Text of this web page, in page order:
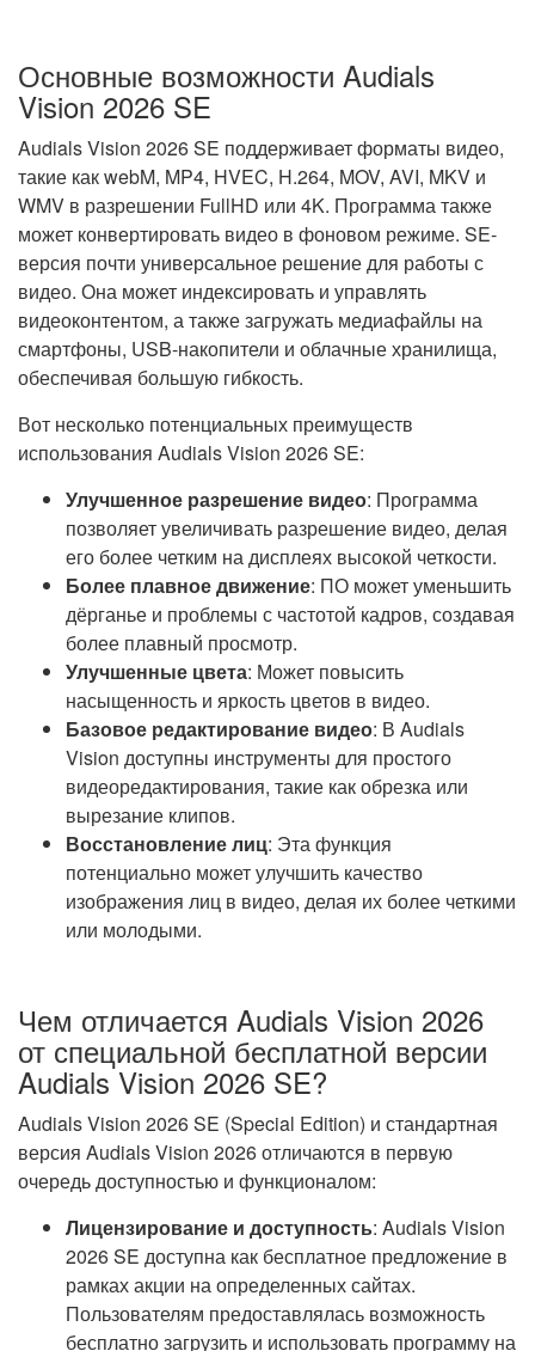
Основные возможности Audials
Vision 2026 SE
Audials Vision 2026 SE поддерживает форматы видео,
такие как webM, MP4, HVEC, H.264, MOV, AVI, MKV и
WMV в разрешении FullHD или 4K. Программа также
может конвертировать видео в фоновом режиме. SE-
версия почти универсальное решение для работы с
видео. Она может индексировать и управлять
видеоконтентом, а также загружать медиафайлы на
смартфоны, USB-накопители и облачные хранилища,
обеспечивая большую гибкость.
Вот несколько потенциальных преимуществ
использования Audials Vision 2026 SE:
Улучшенное разрешение видео: Программа
позволяет увеличивать разрешение видео, делая
его более четким на дисплеях высокой четкости.
Более плавное движение: ПО может уменьшить
дёрганье и проблемы с частотой кадров, создавая
более плавный просмотр.
Улучшенные цвета: Может повысить
насыщенность и яркость цветов в видео.
Базовое редактирование видео: В Audials
Vision доступны инструменты для простого
видеоредактирования, такие как обрезка или
вырезание клипов.
Восстановление лиц: Эта функция
потенциально может улучшить качество
изображения лиц в видео, делая их более четкими
или молодыми.
Чем отличается Audials Vision 2026
от специальной бесплатной версии
Audials Vision 2026 SE?
Audials Vision 2026 SE (Special Edition) и стандартная
версия Audials Vision 2026 отличаются в первую
очередь доступностью и функционалом:
Лицензирование и доступность: Audials Vision
2026 SE доступна как бесплатное предложение в
рамках акции на определенных сайтах.
Пользователям предоставлялась возможность
бесплатно загрузить и использовать программу на